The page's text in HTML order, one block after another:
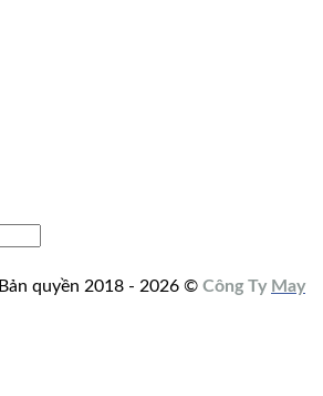
Bản quyền 2018 - 2026 © Công Ty May